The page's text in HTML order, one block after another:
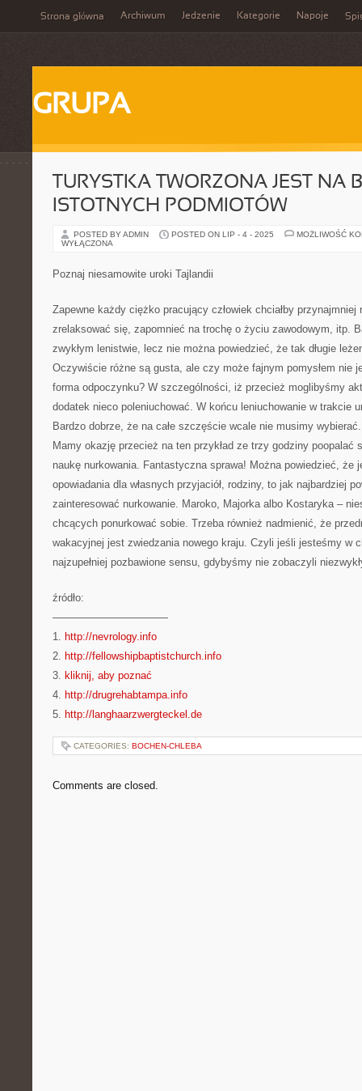
Strona główna Archiwum Jedzenie Kategorie Napoje
GRUPA
TURYSTKA TWORZONA JEST NA
ISTOTNYCH PODMIOTÓW
POSTED BY ADMIN POSTED ON LIP - 4 - 2025
MOŻLIWOŚĆ
WYŁĄCZONA
Poznaj niesamowite uroki Tajlandii
Zapewne każdy ciężko pracujący człowiek chciałby przynajmniej
zrelaksować się, zapomnieć na trochę o życiu zawodowym, itp.
zwykłym lenistwie, lecz nie można powiedzieć, że tak długie
Oczywiście różne są gusta, ale czy może fajnym pomysłem nie
forma odpoczynku? W szczególności, iż przecież moglibyśmy
dodatek nieco poleniuchować. W końcu leniuchowanie w trakcie
Bardzo dobrze, że na całe szczęście wcale nie musimy wybierać.
Mamy okazję przecież na ten przykład ze trzy godziny poopalać
naukę nurkowania. Fantastyczna sprawa! Można powiedzieć, że
opowiadania dla własnych przyjaciół, rodziny, to jak najbardziej
zainteresować nurkowanie. Maroko, Majorka albo Kostaryka –
chcących ponurkować sobie. Trzeba również nadmienić, że
wakacyjnej jest zwiedzania nowego kraju. Czyli jeśli jesteśmy w
najzupełniej pozbawione sensu, gdybyśmy nie zobaczyli
źródło:
———————————
1. http://nevrology.info
2. http://fellowshipbaptistchurch.info
3. kliknij, aby poznać
4. http://drugrehabtampa.info
5. http://langhaarzwergteckel.de
CATEGORIES: BOCHEN-CHLEBA
Comments are closed.